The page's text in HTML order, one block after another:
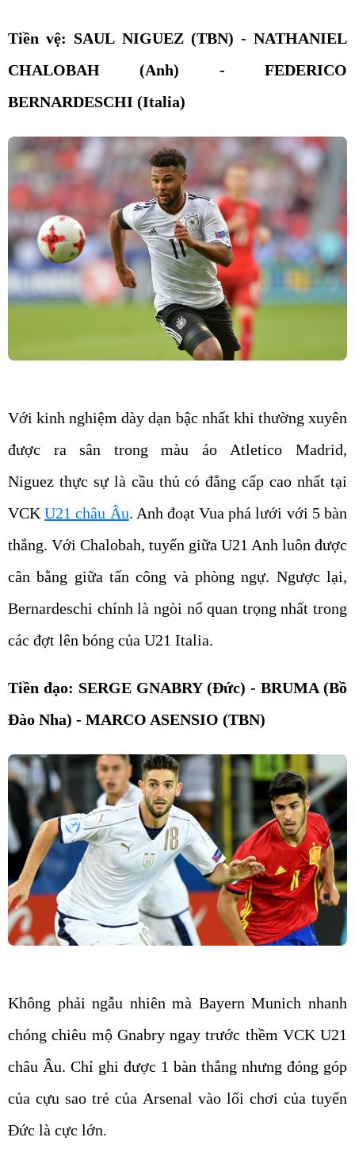
Tiền vệ: SAUL NIGUEZ (TBN) - NATHANIEL
CHALOBAH (Anh) - FEDERICO
BERNARDESCHI (Italia)
Với kinh nghiệm dày dạn bậc nhất khi thường xuyên
được ra sân trong màu áo Atletico Madrid,
Niguez thực sự là cầu thủ có đẳng cấp cao nhất tại
VCKU21 châu Âu. Anh đoạt Vua phá lưới với 5 bàn
thắng. Với Chalobah, tuyến giữa U21 Anh luôn được
cân bằng giữa tấn công và phòng ngự. Ngược lại,
Bernardeschi chính là ngòi nổ quan trọng nhất trong
các đợt lên bóng của U21 Italia.
Tiền đạo: SERGE GNABRY (Đức) - BRUMA (Bồ
Đào Nha) - MARCO ASENSIO (TBN)
Không phải ngẫu nhiên mà Bayern Munich nhanh
chóng chiêu mộ Gnabry ngay trước thềm VCK U21
châu Âu. Chỉ ghi được 1 bàn thắng nhưng đóng góp
của cựu sao trẻ của Arsenal vào lối chơi của tuyển
Đức là cực lớn.